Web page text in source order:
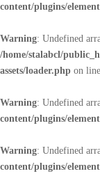
content/plugins/
Warning: Undefined
/home/stalabcl/
assets/loader.php on line
Warning: Undefined
content/plugins/
Warning: Undefined
content/plugins/